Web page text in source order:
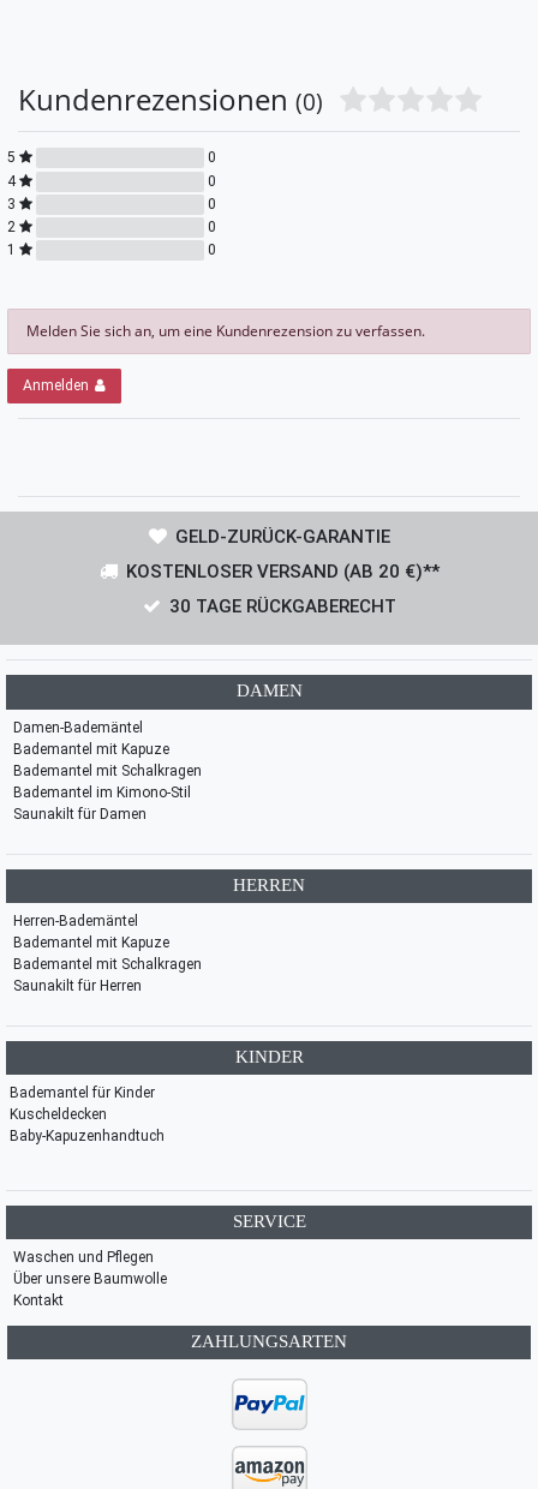
Kundenrezensionen (0)
5
0
4
0
3
0
2
0
1
0
Melden Sie sich an, um eine Kundenrezension zu verfassen.
Anmelden
GELD-ZURÜCK-GARANTIE
KOSTENLOSER VERSAND (AB 20 €)**
30 TAGE RÜCKGABERECHT
DAMEN
Damen-Bademäntel
Bademantel mit Kapuze
Bademantel mit Schalkragen
Bademantel im Kimono-Stil
Saunakilt für Damen
HERREN
Herren-Bademäntel
Bademantel mit Kapuze
Bademantel mit Schalkragen
Saunakilt für Herren
KINDER
Bademantel für Kinder
Kuscheldecken
Baby-Kapuzenhandtuch
SERVICE
Waschen und Pflegen
Über unsere Baumwolle
Kontakt
ZAHLUNGSARTEN